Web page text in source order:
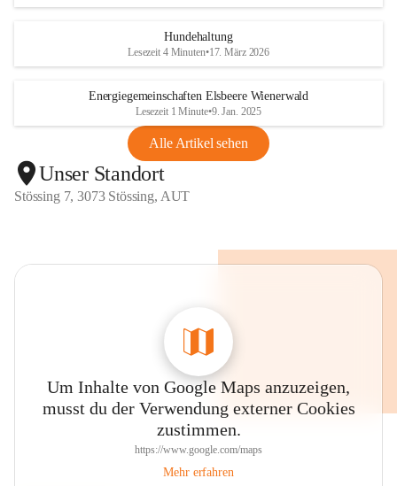
Hundehaltung
Lesezeit 4 Minuten•17. März 2026
Energiegemeinschaften Elsbeere Wienerwald
Lesezeit 1 Minute•9. Jan. 2025
Alle Artikel sehen
Unser Standort
Stössing 7, 3073 Stössing, AUT
Um Inhalte von Google Maps anzuzeigen,
musst du der Verwendung externer Cookies
zustimmen.
https://www.google.com/maps
Mehr erfahren